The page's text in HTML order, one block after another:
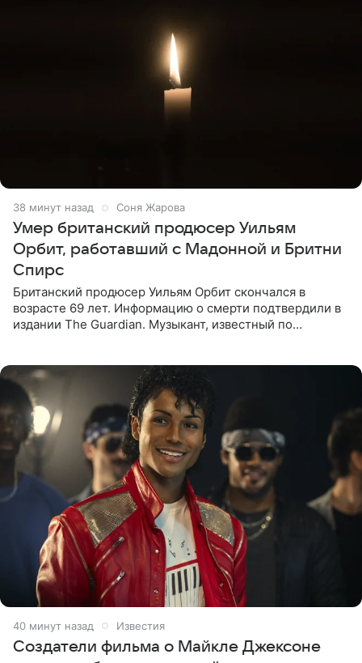
38 минут назад Соня Жарова
Умер британский продюсер Уильям
Орбит, работавший с Мадонной и Бритни
Спирс
Британский продюсер Уильям Орбит скончался в
возрасте 69 лет. Информацию о смерти подтвердили в
издании The Guardian. Музыкант, известный по
40 минут назад Известия
Создатели фильма о Майкле Джексоне